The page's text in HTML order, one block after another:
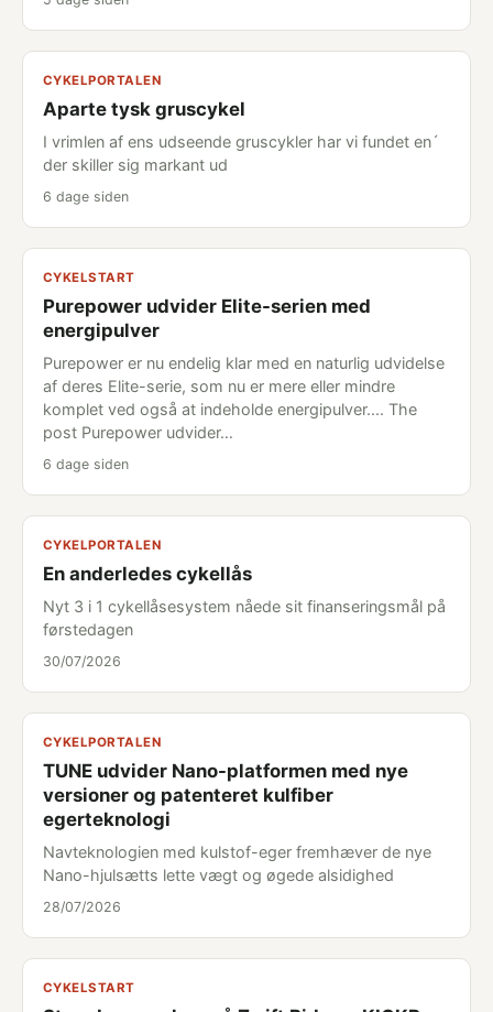
CYKELPORTALEN
Aparte tysk gruscykel
I vrimlen af ens udseende gruscykler har vi fundet en´
der skiller sig markant ud
6 dage siden
CYKELSTART
Purepower udvider Elite-serien med
energipulver
Purepower er nu endelig klar med en naturlig udvidelse
af deres Elite-serie, som nu er mere eller mindre
komplet ved også at indeholde energipulver.... The
post Purepower udvider…
6 dage siden
CYKELPORTALEN
En anderledes cykellås
Nyt 3 i 1 cykellåsesystem nåede sit finanseringsmål på
førstedagen
30/07/2026
CYKELPORTALEN
TUNE udvider Nano-platformen med nye
versioner og patenteret kulfiber
egerteknologi
Navteknologien med kulstof-eger fremhæver de nye
Nano-hjulsætts lette vægt og øgede alsidighed
28/07/2026
CYKELSTART